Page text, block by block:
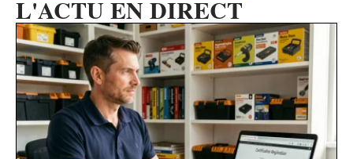
L'ACTU EN DIRECT